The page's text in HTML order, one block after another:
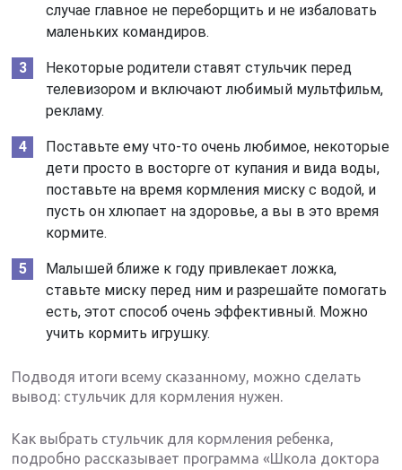
случае главное не переборщить и не избаловать
маленьких командиров.
Некоторые родители ставят стульчик перед
телевизором и включают любимый мультфильм,
рекламу.
Поставьте ему что-то очень любимое, некоторые
дети просто в восторге от купания и вида воды,
поставьте на время кормления миску с водой, и
пусть он хлюпает на здоровье, а вы в это время
кормите.
Малышей ближе к году привлекает ложка,
ставьте миску перед ним и разрешайте помогать
есть, этот способ очень эффективный. Можно
учить кормить игрушку.
Подводя итоги всему сказанному, можно сделать
вывод: стульчик для кормления нужен.
Как выбрать стульчик для кормления ребенка,
подробно рассказывает программа «Школа доктора